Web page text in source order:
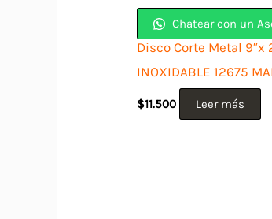
Chatear con un
Disco Corte Metal 9″x
INOXIDABLE 12675
$11.500 Leer más